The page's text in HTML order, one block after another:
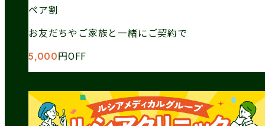
ペア割
お友だちやご家族と一緒にご契約で
5,000円OFF